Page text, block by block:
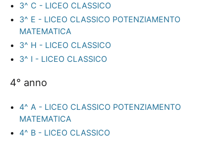
3^ C - LICEO CLASSICO
3^ E - LICEO CLASSICO POTENZIAMENTO
MATEMATICA
3^ H - LICEO CLASSICO
3^ I - LICEO CLASSICO
4° anno
4^ A - LICEO CLASSICO POTENZIAMENTO
MATEMATICA
4^ B - LICEO CLASSICO